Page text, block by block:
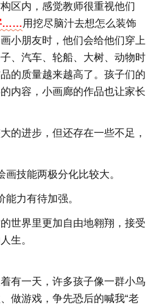
区内，感觉教师很重视他们
……用挖尽脑汁去想怎么装饰
小朋友时，他们会给他们穿上
、汽车、轮船、大树、动物时
的质量越来越高了。孩子们的
内容，小画廊的作品也让家长
的进步，但还存在一些不足，
技能两极分化比较大。
力有待加强。
世界里更加自由地翱翔，接受
生。
有一天，许多孩子像一群小鸟
做游戏，争先恐后的喊我“老